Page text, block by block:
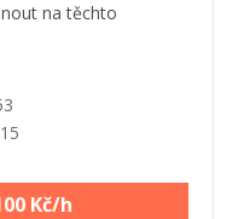
na těchto
Kč/h